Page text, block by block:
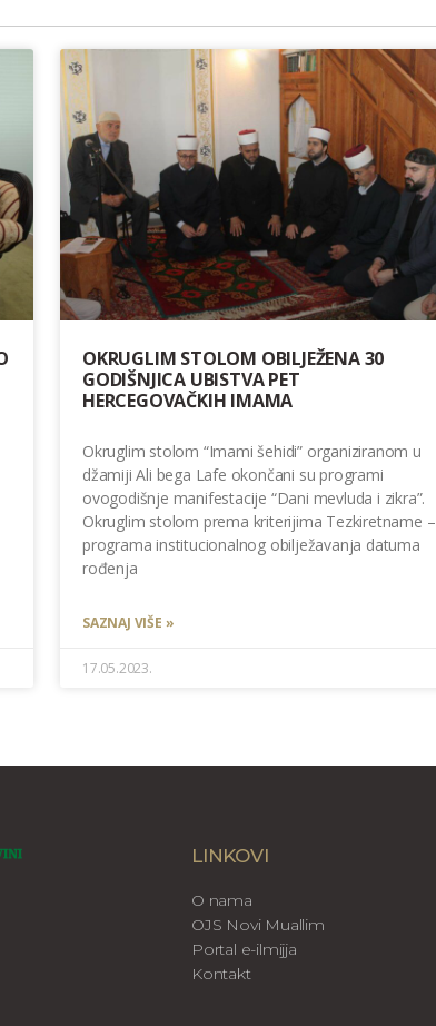
OKRUGLIM STOLOM OBILJEŽENA 30
GODIŠNJICA UBISTVA PET
HERCEGOVAČKIH IMAMA
Okruglim stolom “Imami šehidi” organiziranom u
džamiji Ali bega Lafe okončani su programi
ovogodišnje manifestacije “Dani mevluda i zikra”.
Okruglim stolom prema kriterijima Tezkiretname –
programa institucionalnog obilježavanja datuma
rođenja
SAZNAJ VIŠE »
17.05.2023.
LINKOVI
O nama
OJS Novi Muallim
Portal e-ilmijja
Kontakt